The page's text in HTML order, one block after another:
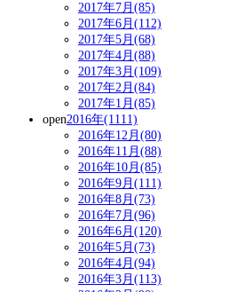
2017年7月(85)
2017年6月(112)
2017年5月(68)
2017年4月(88)
2017年3月(109)
2017年2月(84)
2017年1月(85)
open2016年(1111)
2016年12月(80)
2016年11月(88)
2016年10月(85)
2016年9月(111)
2016年8月(73)
2016年7月(96)
2016年6月(120)
2016年5月(73)
2016年4月(94)
2016年3月(113)